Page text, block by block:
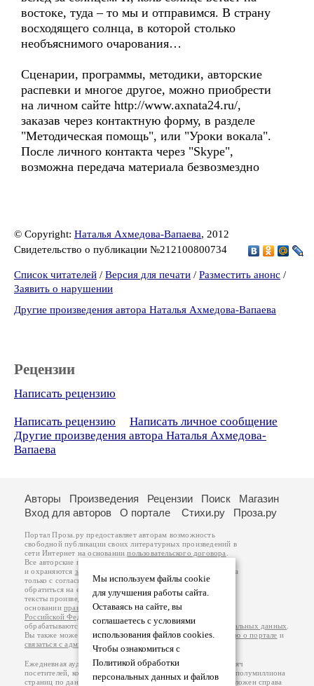
востоке, туда – то мы и отправимся. В страну
восходящего солнца, в которой столько
необъяснимого очарования…
Сценарии, программы, методики, авторские
распевки и многое другое, можно приобрести
на личном сайте http://www.axnata24.ru/,
заказав через контактную форму, в разделе
"Методическая помощь", или "Уроки вокала".
После личного контакта через "Skype",
возможна передача материала безвозмездно
© Copyright: Наталья Ахмедова-Вапаева, 2012
Свидетельство о публикации №212100800734
Список читателей / Версия для печати / Разместить анонс /
Заявить о нарушении
Другие произведения автора Наталья Ахмедова-Вапаева
Рецензии
Написать рецензию
Написать рецензию
Написать личное сообщение
Другие произведения автора Наталья Ахмедова-
Вапаева
Мы используем файлы cookie
для улучшения работы сайта.
Оставаясь на сайте, вы
соглашаетесь с условиями
использования файлов cookies.
Чтобы ознакомиться с
Политикой обработки
персональных данных и файлов
Авторы Произведения Рецензии Поиск
Магазин
Вход для авторов
О портале Стихи.ру Проза.ру
Портал Проза.ру предоставляет авторам возможность
свободной публикации своих литературных произведений в
сети Интернет на основаниипользовательского договора
Все авторские права на произведения принадлежат авторам
и охраняются законом
. Перепечатка произведений возможна
только с согласия его автора, к которому вы можете
обратиться на его авторской странице. Ответственность за
тексты произведений авторы несут самостоятельно на
основанииправил публикацииизаконодательства
Российской Федерации
обрабатываются на основанииПолитики обработки персональных данных
Вы также можете посмотреть более подробнуюинформацию о портале и
связаться с администрацией
Ежедневная аудитория портала Проза.ру – порядка 100 тысяч
посетителей, которые в общей сумме просматривают более полумиллиона
страниц по данным счетчика посещаемости, который расположен справа